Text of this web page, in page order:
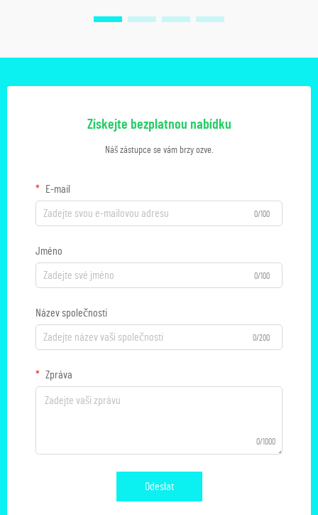
Získejte bezplatnou nabídku
Náš zástupce se vám brzy ozve.
E-mail
0/100
Jméno
0/100
Název společnosti
0/200
Zpráva
0/1000
Odeslat